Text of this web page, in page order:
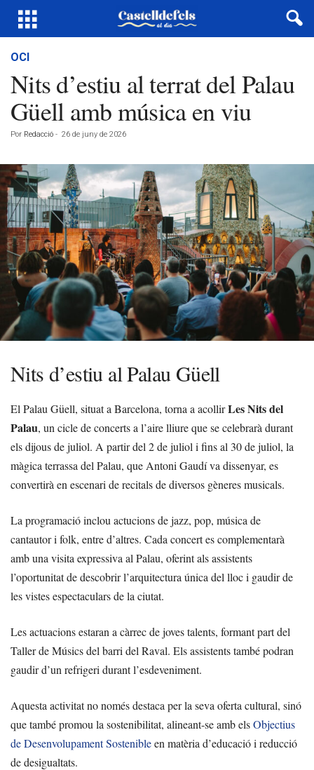
OCI
Nits d’estiu al terrat del Palau
Güell amb música en viu
Por Redacció - 26 de juny de 2026
Nits d’estiu al Palau Güell
El Palau Güell, situat a Barcelona, torna a acollirLes Nits del
Palau, un cicle de concerts a l’aire lliure que se celebrarà durant
els dijous de juliol. A partir del 2 de juliol i fins al 30 de juliol, la
màgica terrassa del Palau, que Antoni Gaudí va dissenyar, es
convertirà en escenari de recitals de diversos gèneres musicals.
La programació inclou actucions de jazz, pop, música de
cantautor i folk, entre d’altres. Cada concert es complementarà
amb una visita expressiva al Palau, oferint als assistents
l’oportunitat de descobrir l’arquitectura única del lloc i gaudir de
les vistes espectaculars de la ciutat.
Les actuacions estaran a càrrec de joves talents, formant part del
Taller de Músics del barri del Raval. Els assistents també podran
gaudir d’un refrigeri durant l’esdeveniment.
Aquesta activitat no només destaca per la seva oferta cultural, sinó
que també promou la sostenibilitat, alineant-se amb elsObjectius
de Desenvolupament Sostenibleen matèria d’educació i reducció
de desigualtats.